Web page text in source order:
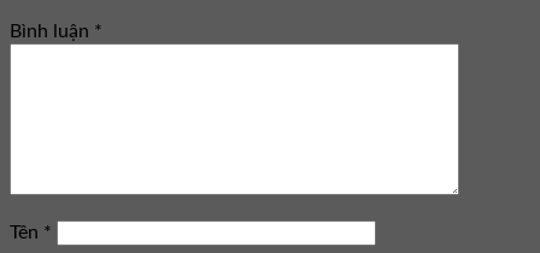
Bình luận *
Tên *